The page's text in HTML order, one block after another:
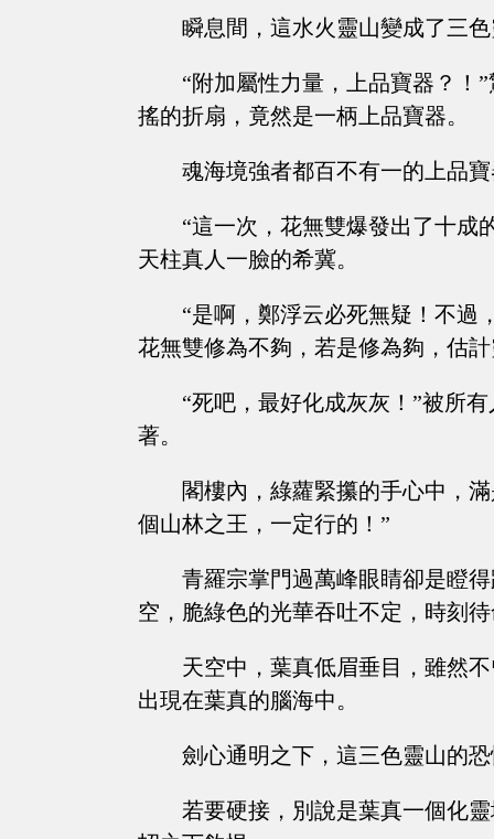
瞬息間，這水火靈山變成了三
“附加屬性力量，上品寶器？！
搖的折扇，竟然是一柄上品寶器。
魂海境強者都百不有一的上品
“這一次，花無雙爆發出了十成
天柱真人一臉的希冀。
“是啊，鄭浮云必死無疑！不過
花無雙修為不夠，若是修為夠，估
“死吧，最好化成灰灰！”被所
著。
閣樓內，綠蘿緊攥的手心中，
個山林之王，一定行的！”
青羅宗掌門過萬峰眼睛卻是瞪
空，脆綠色的光華吞吐不定，時刻
天空中，葉真低眉垂目，雖然
出現在葉真的腦海中。
劍心通明之下，這三色靈山的
若要硬接，別說是葉真一個化